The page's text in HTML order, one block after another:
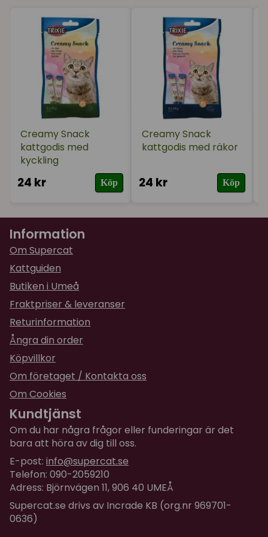
Lena
för 2 år sedan
★★★★
Katterna älskar dessa.
Petra
för 2 år sedan
★★★★
Sofia
för 2 år sedan
★ ★★★★
Creamy Snack
kattgodis med
kyckling
24 kr Köp
Creamy Snack
kattgodis med räkor
24 kr Köp
Information
Om Supercat
Kattguiden
Butiken i Umeå
Fraktpriser & leveranser
Returinformation
Ångra din order
Köpvillkor
Om företaget / Kontakta oss
Om Cookies
Kundtjänst
Om du har några frågor eller funderingar är det
bara att höra av dig till oss.
E-post: info@supercat.se
Telefon: 090-2059210
Adress: Björnvägen 11, 906 40 UMEÅ
Supercat.se drivs av Incrade KB (org.nr 969701-
0636)